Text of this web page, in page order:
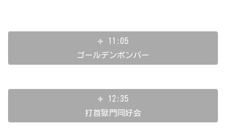
11:05
ゴールデンボンバー
12:35
打首獄門同好会